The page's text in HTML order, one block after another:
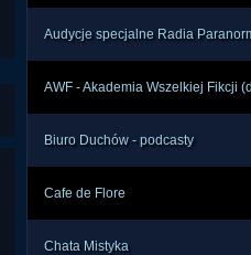
Audycje specjalne Radia
AWF - Akademia Wszelkiej Fikcji
Biuro Duchów - podcasty
Cafe de Flore
Chata Mistyka